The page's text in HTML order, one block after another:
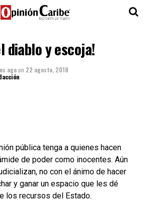
diablo y escoja!
agoon 22 agosto, 2018
pública tenga a quienes hacen
de poder como inocentes. Aún
no con el ánimo de hacer
y ganar un espacio que les dé
los recursos del Estado.